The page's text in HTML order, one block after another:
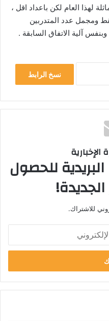
لهذا العام لكن باعداد اقل ،
ان الدفعات ستكون بواقع 4 فقط ومجمل عدد المتدربين
نسخ الرابط
للحصول
للاشتراك.